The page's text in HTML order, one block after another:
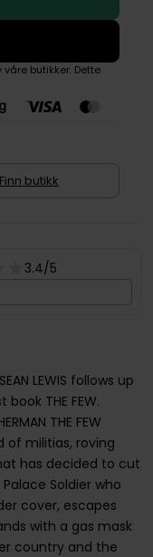
butikker. Dette
Finn butikk
3.4/5
LEWIS follows up
THE FEW.
THE FEW
of militias, roving
has decided to cut
Soldier who
cover, escapes
with a gas mask
country and the